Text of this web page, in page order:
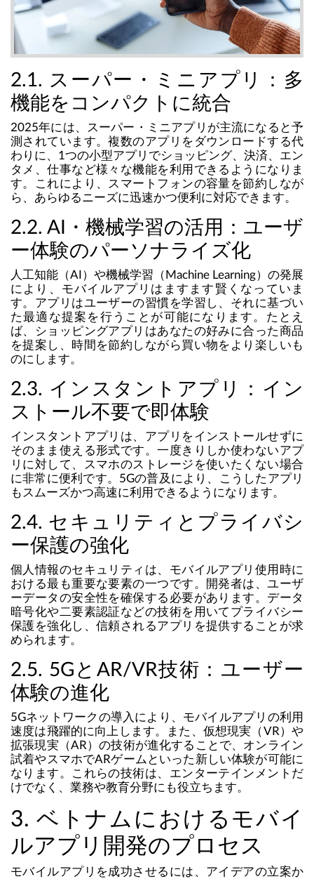
2.1. スーパー・ミニアプリ：多
機能をコンパクトに統合
2025年には、スーパー・ミニアプリが主流になると予
測されています。複数のアプリをダウンロードする代
わりに、1つの小型アプリでショッピング、決済、エン
タメ、仕事など様々な機能を利用できるようになりま
す。これにより、スマートフォンの容量を節約しなが
ら、あらゆるニーズに迅速かつ便利に対応できます。
2.2. AI・機械学習の活用：ユーザ
ー体験のパーソナライズ化
人工知能（AI）や機械学習（Machine Learning）の発展
により、モバイルアプリはますます賢くなっていま
す。アプリはユーザーの習慣を学習し、それに基づい
た最適な提案を行うことが可能になります。たとえ
ば、ショッピングアプリはあなたの好みに合った商品
を提案し、時間を節約しながら買い物をより楽しいも
のにします。
2.3. インスタントアプリ：イン
ストール不要で即体験
インスタントアプリは、アプリをインストールせずに
そのまま使える形式です。一度きりしか使わないアプ
リに対して、スマホのストレージを使いたくない場合
に非常に便利です。5Gの普及により、こうしたアプリ
もスムーズかつ高速に利用できるようになります。
2.4. セキュリティとプライバシ
ー保護の強化
個人情報のセキュリティは、モバイルアプリ使用時に
おける最も重要な要素の一つです。開発者は、ユーザ
ーデータの安全性を確保する必要があります。データ
暗号化や二要素認証などの技術を用いてプライバシー
保護を強化し、信頼されるアプリを提供することが求
められます。
2.5. 5GとAR/VR技術：ユーザー
体験の進化
5Gネットワークの導入により、モバイルアプリの利用
速度は飛躍的に向上します。また、仮想現実（VR）や
拡張現実（AR）の技術が進化することで、オンライン
試着やスマホでARゲームといった新しい体験が可能に
なります。これらの技術は、エンターテインメントだ
けでなく、業務や教育分野にも役立ちます。
3. ベトナムにおけるモバイ
ルアプリ開発のプロセス
モバイルアプリを成功させるには、アイデアの立案か